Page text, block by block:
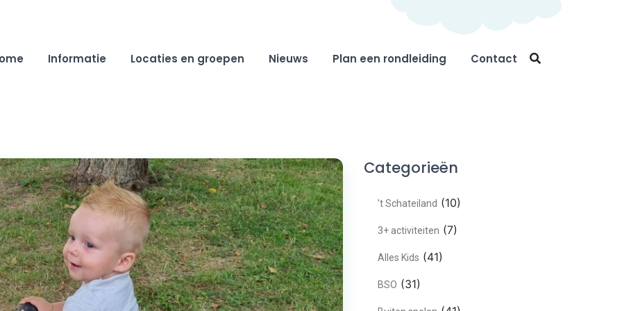
Informatie Locaties en groepen Nieuws Plan een rondleiding Contact
Categorieën
't Schateiland (10)
3+ activiteiten (7)
Alles Kids (41)
BSO (31)